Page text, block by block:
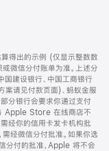
得出的示例 (仅显示整数数
或微信分付账单为准。上述分
建设银行、中国工商银行
案请见付款页面)、蚂蚁金服
分银行会要求你通过支付
Apple Store 在线商店不
经你的信用卡发卡机构批
需经微信分付批准。如果你选
分付的批准，Apple 将不会